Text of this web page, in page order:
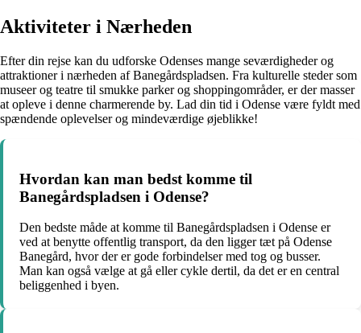
Aktiviteter i Nærheden
Efter din rejse kan du udforske Odenses mange seværdigheder og
attraktioner i nærheden af Banegårdspladsen. Fra kulturelle steder som
museer og teatre til smukke parker og shoppingområder, er der masser
at opleve i denne charmerende by. Lad din tid i Odense være fyldt med
spændende oplevelser og mindeværdige øjeblikke!
Hvordan kan man bedst komme til
Banegårdspladsen i Odense?
Den bedste måde at komme til Banegårdspladsen i Odense er
ved at benytte offentlig transport, da den ligger tæt på Odense
Banegård, hvor der er gode forbindelser med tog og busser.
Man kan også vælge at gå eller cykle dertil, da det er en central
beliggenhed i byen.